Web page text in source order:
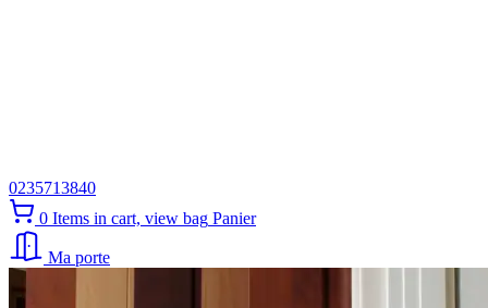
0235713840
0 Items in cart, view bag Panier
Ma porte